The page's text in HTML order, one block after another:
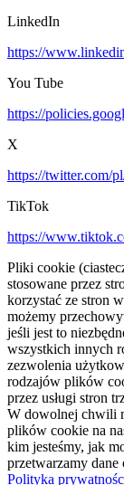
LinkedIn
https://
You Tube
https://
X
https://twitter.com/
TikTok
https://
Pliki cookie
stosowane przez
korzystać ze stron
możemy
jeśli jest to
wszystkich innych
zezwolenia
rodzajów plików
przez usługi stron
W dowolnej chwili
plików cookie na
kim jesteśmy, jak
przetwarzamy
Polityka